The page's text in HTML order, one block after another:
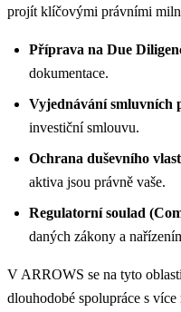
projít klíčovými právními
Příprava na Due
dokumentace.
Vyjednávání smluvních
investiční smlouvu.
Ochrana duševního
aktiva jsou právně vaše.
Regulatorní soulad
daných zákony a
V ARROWS se na tyto
dlouhodobé spolupráce s